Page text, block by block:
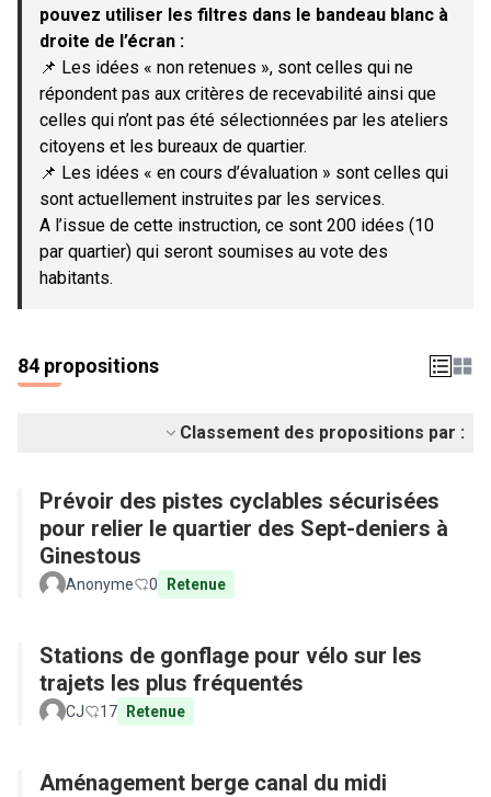
pouvez utiliser les filtres dans le bandeau blanc à
droite de l’écran :
📌 Les idées « non retenues », sont celles qui ne
répondent pas aux critères de recevabilité ainsi que
celles qui n’ont pas été sélectionnées par les ateliers
citoyens et les bureaux de quartier.
📌 Les idées « en cours d’évaluation » sont celles qui
sont actuellement instruites par les services.
A l’issue de cette instruction, ce sont 200 idées (10
par quartier) qui seront soumises au vote des
habitants.
84 propositions
Classement des propositions par :
Prévoir des pistes cyclables sécurisées
pour relier le quartier des Sept-deniers à
Ginestous
Anonyme 0 Retenue
Stations de gonflage pour vélo sur les
trajets les plus fréquentés
CJ 17 Retenue
Aménagement berge canal du midi